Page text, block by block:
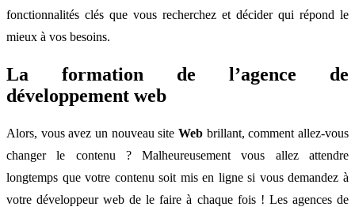
fonctionnalités clés que vous recherchez et décider qui répond le
mieux à vos besoins.
La formation de l’agence de
développement web
Alors, vous avez un nouveau site Web brillant, comment allez-vous
changer le contenu ? Malheureusement vous allez attendre
longtemps que votre contenu soit mis en ligne si vous demandez à
votre développeur web de le faire à chaque fois ! Les agences de